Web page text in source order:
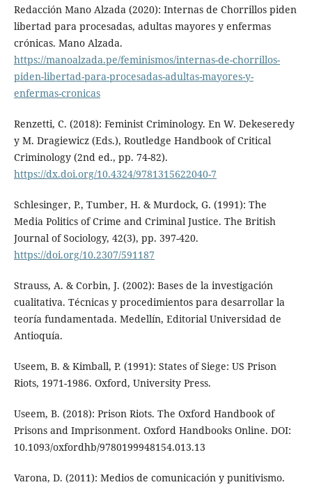
Redacción Mano Alzada (2020): Internas de Chorrillos piden
libertad para procesadas, adultas mayores y enfermas
crónicas. Mano Alzada.
https://manoalzada.pe/feminismos/internas-de-chorrillos-
piden-libertad-para-procesadas-adultas-mayores-y-
enfermas-cronicas
Renzetti, C. (2018): Feminist Criminology. En W. Dekeseredy
y M. Dragiewicz (Eds.), Routledge Handbook of Critical
Criminology (2nd ed., pp. 74-82).
https://dx.doi.org/10.4324/9781315622040-7
Schlesinger, P., Tumber, H. & Murdock, G. (1991): The
Media Politics of Crime and Criminal Justice. The British
Journal of Sociology, 42(3), pp. 397-420.
https://doi.org/10.2307/591187
Strauss, A. & Corbin, J. (2002): Bases de la investigación
cualitativa. Técnicas y procedimientos para desarrollar la
teoría fundamentada. Medellín, Editorial Universidad de
Antioquía.
Useem, B. & Kimball, P. (1991): States of Siege: US Prison
Riots, 1971-1986. Oxford, University Press.
Useem, B. (2018): Prison Riots. The Oxford Handbook of
Prisons and Imprisonment. Oxford Handbooks Online. DOI:
10.1093/oxfordhb/9780199948154.013.13
Varona, D. (2011): Medios de comunicación y punitivismo.